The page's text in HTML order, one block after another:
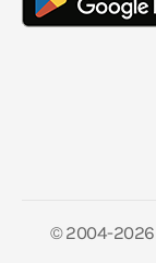
© 2004-2026